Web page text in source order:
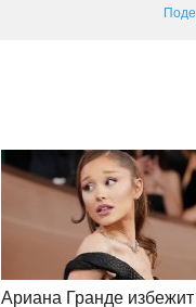
Ариана Гранде избежит